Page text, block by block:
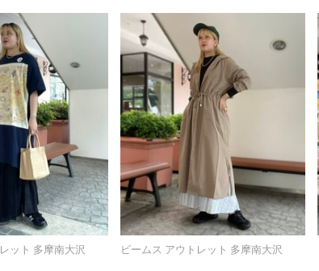
ット 多摩南大沢 ビームス アウトレット 多摩南大沢